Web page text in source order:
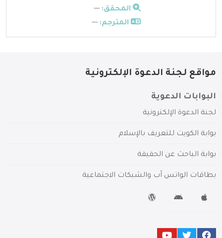
المحقق: ---
المترجم: ---
مواقع لجنة الدعوة الإلكترونية
البوابات الدعوية
لجنة الدعوة الإلكترونية
بوابة الكويت للتعريف بالإسلام
بوابة الباحث عن الحقيقة
بطاقات الواتس آب والشبكات الاجتماعية